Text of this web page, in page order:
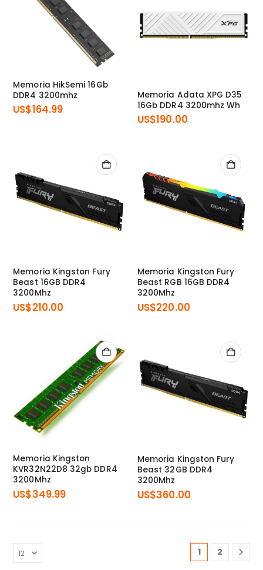
Memoria HikSemi 16Gb
DDR4 3200mhz
US$164.99
Memoria Adata XPG D35
16Gb DDR4 3200mhz Wh
US$190.00
Memoria Kingston Fury
Beast 16GB DDR4
3200Mhz
US$210.00
Memoria Kingston Fury
Beast RGB 16GB DDR4
3200Mhz
US$220.00
Memoria Kingston
KVR32N22D8 32gb DDR4
3200Mhz
US$349.99
Memoria Kingston Fury
Beast 32GB DDR4
3200Mhz
US$360.00
1 2